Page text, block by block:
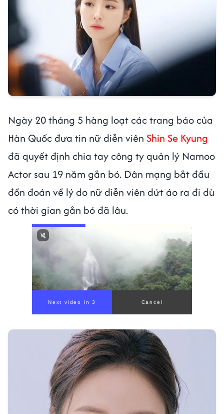
Ngày 20 tháng 5 hàng loạt các trang báo của
Hàn Quốc đưa tin nữ diễn viên Shin Se Kyung
đã quyết định chia tay công ty quản lý Namoo
Actor sau 19 năm gắn bó. Dân mạng bắt đầu
đồn đoán về lý do nữ diễn viên dứt áo ra đi dù
có thời gian gắn bó đã lâu.
Next video in 1 Cancel